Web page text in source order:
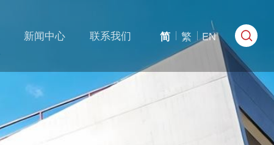
新闻中心 联系我们 简 繁 EN